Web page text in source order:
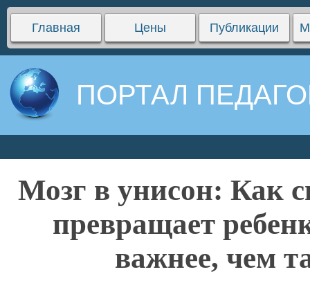
Главная Цены Публикации
ПОРТАЛ
Мозг в унисон: Как
превращает
важнее, чем